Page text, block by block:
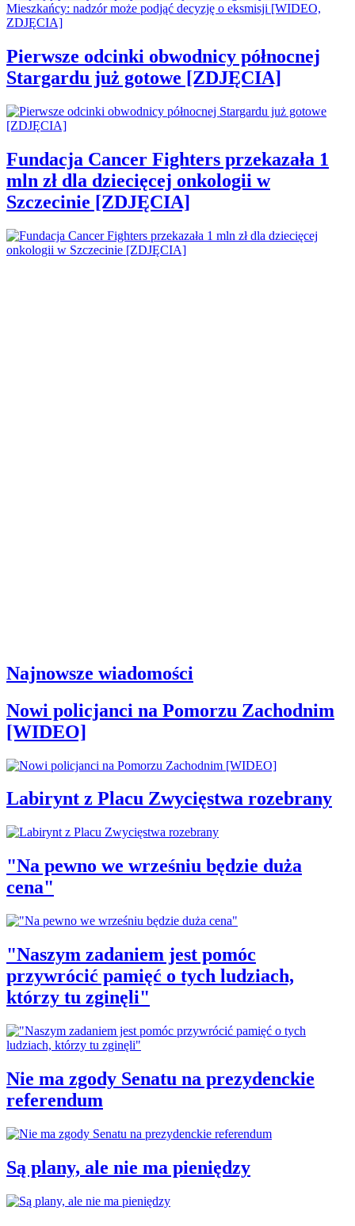
Pierwsze odcinki obwodnicy północnej
Stargardu już gotowe [ZDJĘCIA]
Fundacja Cancer Fighters przekazała 1
mln zł dla dziecięcej onkologii w
Szczecinie [ZDJĘCIA]
Najnowsze wiadomości
Nowi policjanci na Pomorzu Zachodnim
[WIDEO]
Labirynt z Placu Zwycięstwa rozebrany
"Na pewno we wrześniu będzie duża
cena"
"Naszym zadaniem jest pomóc
przywrócić pamięć o tych ludziach,
którzy tu zginęli"
Nie ma zgody Senatu na prezydenckie
referendum
Są plany, ale nie ma pieniędzy